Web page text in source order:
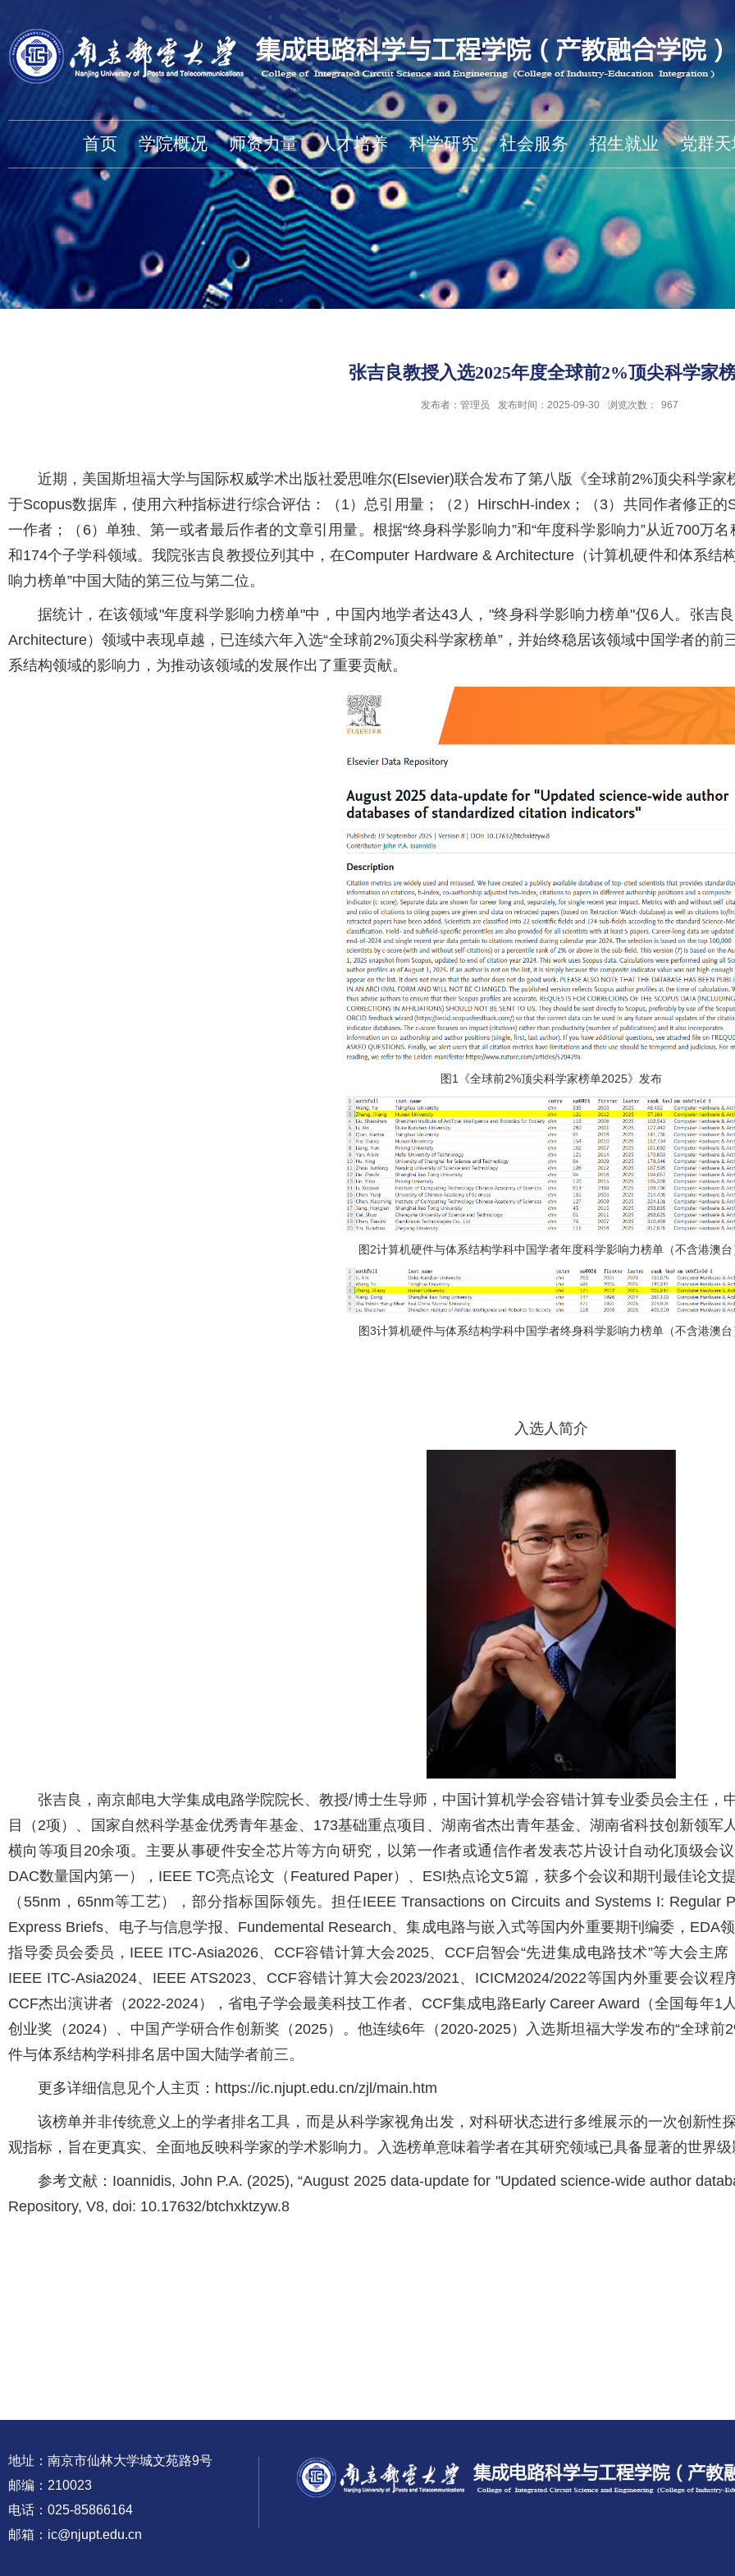
首页 学院概况 师资力量 人才培养 科学研究 社会服务 招生就业 党群
张吉良教授入选2025年度全球前2%顶尖科学家
发布者：管理员 发布时间：2025-09-30 浏览次数： 967
近期，美国斯坦福大学与国际权威学术出版社爱思唯尔(Elsevier)联合发布了第八版《全球前2%顶尖科学家
于Scopus数据库，使用六种指标进行综合评估：（1）总引用量；（2）HirschH-index；（3）共同作者修正
一作者；（6）单独、第一或者最后作者的文章引用量。根据“终身科学影响力”和“年度科学影响力”从近700万
和174个子学科领域。我院张吉良教授位列其中，在Computer Hardware & Architecture（计算机硬件和体系结
响力榜单”中国大陆的第三位与第二位。
据统计，在该领域"年度科学影响力榜单"中，中国内地学者达43人，"终身科学影响力榜单"仅6人。张吉
Architecture）领域中表现卓越，已连续六年入选“全球前2%顶尖科学家榜单”，并始终稳居该领域中国学者的
系结构领域的影响力，为推动该领域的发展作出了重要贡献。
图1《全球前2%顶尖科学家榜单2025》发布
图2计算机硬件与体系结构学科中国学者年度科学影响力榜单（不含港澳台
图3计算机硬件与体系结构学科中国学者终身科学影响力榜单（不含港澳台
入选人简介
张吉良，南京邮电大学集成电路学院院长、教授/博士生导师，中国计算机学会容错计算专业委员会主任
目（2项）、国家自然科学基金优秀青年基金、173基础重点项目、湖南省杰出青年基金、湖南省科技创新领
横向等项目20余项。主要从事硬件安全芯片等方向研究，以第一作者或通信作者发表芯片设计自动化顶级会
DAC数量国内第一），IEEE TC亮点论文（Featured Paper）、ESI热点论文5篇，获多个会议和期刊最佳论文
（55nm，65nm等工艺），部分指标国际领先。担任IEEE Transactions on Circuits and Systems I: Regular
Express Briefs、电子与信息学报、Fundemental Research、集成电路与嵌入式等国内外重要期刊编委，EDA
指导委员会委员，IEEE ITC-Asia2026、CCF容错计算大会2025、CCF启智会“先进集成电路技术”等大会主
IEEE ITC-Asia2024、IEEE ATS2023、CCF容错计算大会2023/2021、ICICM2024/2022等国内外重要会议
CCF杰出演讲者（2022-2024），省电子学会最美科技工作者、CCF集成电路Early Career Award（全国每年
创业奖（2024）、中国产学研合作创新奖（2025）。他连续6年（2020-2025）入选斯坦福大学发布的“全球
件与体系结构学科排名居中国大陆学者前三。
更多详细信息见个人主页：https://ic.njupt.edu.cn/zjl/main.htm
该榜单并非传统意义上的学者排名工具，而是从科学家视角出发，对科研状态进行多维展示的一次创新性
观指标，旨在更真实、全面地反映科学家的学术影响力。入选榜单意味着学者在其研究领域已具备显著的世界
参考文献：Ioannidis, John P.A. (2025), “August 2025 data-update for "Updated science-wide author
Repository, V8, doi: 10.17632/btchxktzyw.8
地址：南京市仙林大学城文苑路9号
邮编：210023
电话：025-85866164
邮箱：ic@njupt.edu.cn